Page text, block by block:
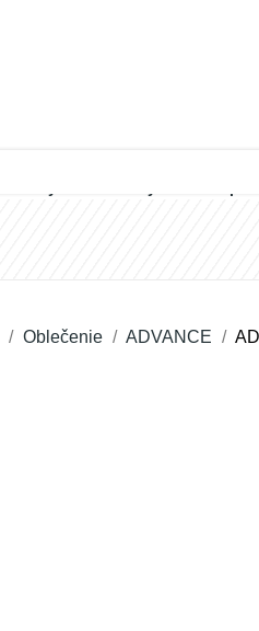
Oblečenie ADVANCE